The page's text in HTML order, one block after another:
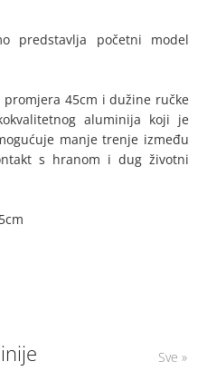
predstavlja početni model
45cm i dužine ručke
aluminija koji je
manje trenje između
s hranom i dug životni
Sve »